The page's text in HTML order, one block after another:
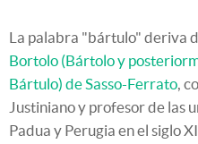
La palabra "bártulo" deriva
Bortolo (Bártolo y
Bártulo) de Sasso-Ferrato,
Justiniano y profesor de las
Padua y Perugia en el siglo